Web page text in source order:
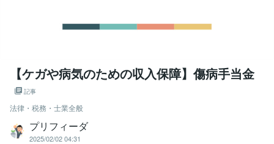
【ケガや病気のための収入保障】傷病手当金
記事
法律・税務・士業全般
プリフィーダ
2025/02/02 04:31